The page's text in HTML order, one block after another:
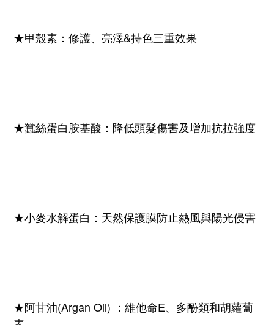
★甲殼素：修護、亮澤&持色三重效果
★蠶絲蛋白胺基酸：降低頭髮傷害及增加抗拉強度
★小麥水解蛋白：天然保護膜防止熱風與陽光侵害
★阿甘油(Argan Oil) ：維他命E、多酚類和胡蘿蔔